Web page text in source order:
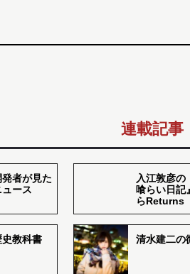
連載記事
者が見た
ース
入江敦彦の
喰らい日記
らReturns
教科書 清水建二の